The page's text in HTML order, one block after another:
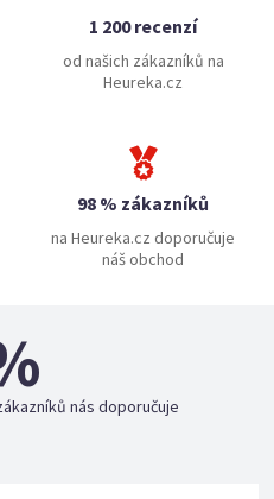
1 200 recenzí
od našich zákazníků na
Heureka.cz
98 % zákazníků
na Heureka.cz doporučuje
náš obchod
nás doporučuje